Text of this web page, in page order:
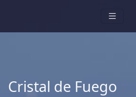
Cristal de Fuego